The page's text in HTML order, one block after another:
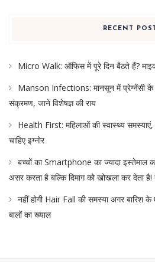
RECENT
Micro Walk: ऑफिस में पूरे दिन बैठते हैं?
Manson Infections: मानसून में प्रेग्नेंसी के
संक्रमण, जाने विशेषज्ञ की राय
Health First: महिलाओं की स्वास्थ्य समस्याएं,
चाहिए इग्नोर
बच्चों का Smartphone का ज्यादा इस्तेमाल
असर करता है बल्कि दिमाग को खोखला कर देता है!
नहीं होगी Hair Fall की समस्या अगर
बालों का ख्याल